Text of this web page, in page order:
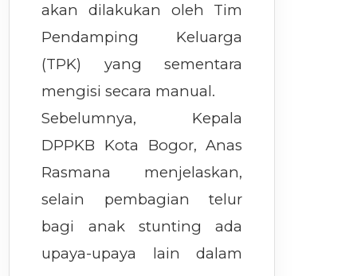
akan dilakukan oleh Tim
Pendamping Keluarga
(TPK) yang sementara
mengisi secara manual.
Sebelumnya, Kepala
DPPKB Kota Bogor, Anas
Rasmana menjelaskan,
selain pembagian telur
bagi anak stunting ada
upaya-upaya lain dalam